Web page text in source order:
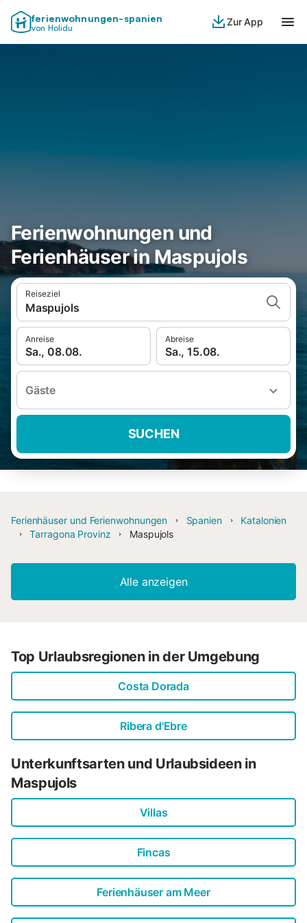
ferienwohnungen-spanien
von Holidu
Zur App
Ferienwohnungen und
Ferienhäuser in Maspujols
Reiseziel
Maspujols
Anreise
Sa., 08.08.
Abreise
Sa., 15.08.
Gäste
SUCHEN
Ferienhäuser und Ferienwohnungen Spanien
Katalonien
Tarragona Provinz
Maspujols
Alle anzeigen
Top Urlaubsregionen in der Umgebung
Costa Dorada
Ribera d'Ebre
Unterkunftsarten und Urlaubsideen in
Maspujols
Villas
Fincas
Ferienhäuser am Meer